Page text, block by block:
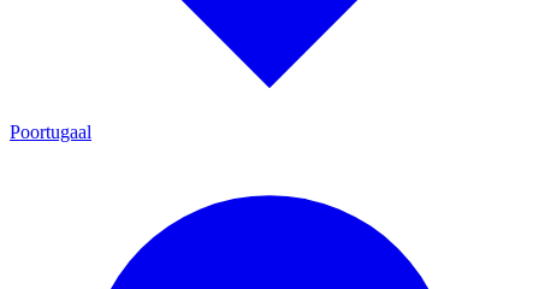
Poortugaal